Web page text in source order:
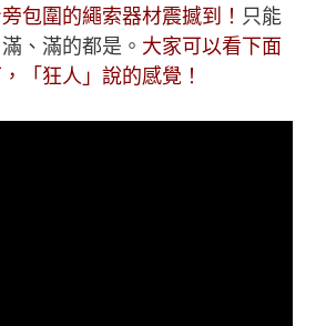
包圍的繩索器材震撼到！ 只能
、滿的都是。 大家可以看下面
「狂人 」說的感覺！